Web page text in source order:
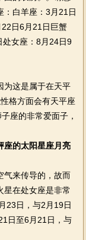
：白羊座：3月21日
日6月21日巨蟹
女座：8月24日9
这是属于在天平
格方面会有天平座
座的非常爱面子，
座的太阳星座月亮
来传导的，故而
星在处女座是非常
23日，与2月19日
日至6月21日，与